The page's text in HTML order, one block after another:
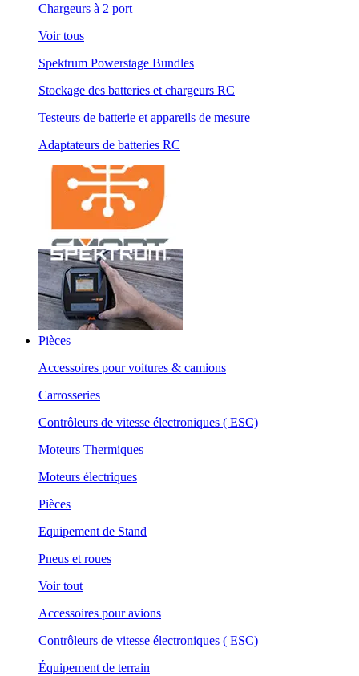
Chargeurs à 2 port
Voir tous
Spektrum Powerstage Bundles
Stockage des batteries et chargeurs RC
Testeurs de batterie et appareils de mesure
Adaptateurs de batteries RC
Pièces
Accessoires pour voitures & camions
Carrosseries
Contrôleurs de vitesse électroniques ( ESC)
Moteurs Thermiques
Moteurs électriques
Pièces
Equipement de Stand
Pneus et roues
Voir tout
Accessoires pour avions
Contrôleurs de vitesse électroniques ( ESC)
Équipement de terrain